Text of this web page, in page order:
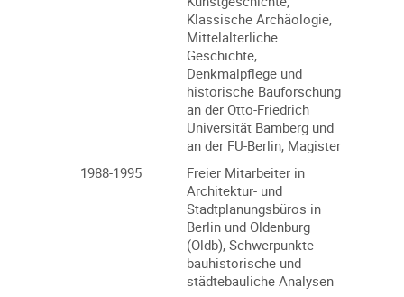
Klassische Archäologie,
Mittelalterliche
Geschichte,
Denkmalpflege und
historische Bauforschung
an der Otto-Friedrich
Universität Bamberg und
an der FU-Berlin, Magister
1988-1995
Freier Mitarbeiter in
Architektur- und
Stadtplanungsbüros in
Berlin und Oldenburg
(Oldb), Schwerpunkte
bauhistorische und
städtebauliche Analysen